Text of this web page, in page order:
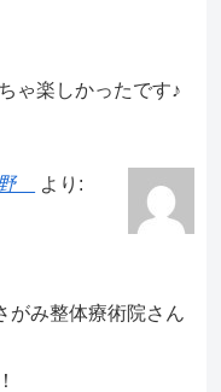
ゃ楽しかったです♪
野 より:
がみ整体療術院さん